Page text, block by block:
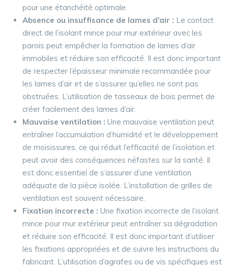
pour une étanchéité optimale.
Absence ou insuffisance de lames d’air : Le contact
direct de l’isolant mince pour mur extérieur avec les
parois peut empêcher la formation de lames d’air
immobiles et réduire son efficacité. Il est donc important
de respecter l’épaisseur minimale recommandée pour
les lames d’air et de s’assurer qu’elles ne sont pas
obstruées. L’utilisation de tasseaux de bois permet de
créer facilement des lames d’air.
Mauvaise ventilation : Une mauvaise ventilation peut
entraîner l’accumulation d’humidité et le développement
de moisissures, ce qui réduit l’efficacité de l’isolation et
peut avoir des conséquences néfastes sur la santé. Il
est donc essentiel de s’assurer d’une ventilation
adéquate de la pièce isolée. L’installation de grilles de
ventilation est souvent nécessaire.
Fixation incorrecte : Une fixation incorrecte de l’isolant
mince pour mur extérieur peut entraîner sa dégradation
et réduire son efficacité. Il est donc important d’utiliser
les fixations appropriées et de suivre les instructions du
fabricant. L’utilisation d’agrafes ou de vis spécifiques est